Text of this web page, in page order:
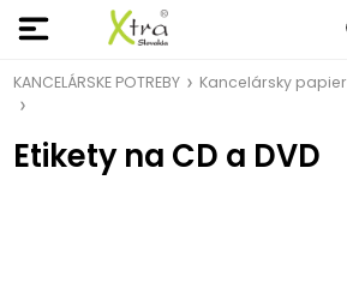
KANCELÁRSKE POTREBY Kancelársky papier
Etikety na CD a DVD